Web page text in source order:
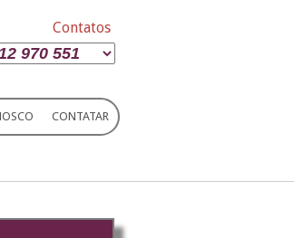
Contatos
CONTATAR